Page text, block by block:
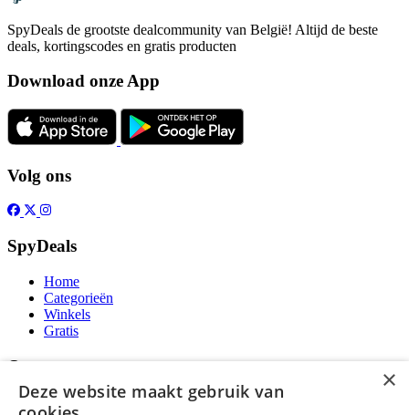
SpyDeals de grootste dealcommunity van België! Altijd de beste
deals, kortingscodes en gratis producten
Download onze App
Volg ons
SpyDeals
Home
Categorieën
Winkels
Gratis
Over
Over ons
×
Deze website maakt gebruik van